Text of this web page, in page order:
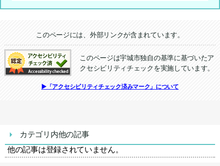
追加情報：外部リンク
このページには、外部リンクが含まれています。
追加情報：アクセシビリティチェック
このページは宇城市独自の基準に基づいたア
クセシビリティチェックを実施しています。
▶「アクセシビリティチェック済みマーク」について
カテゴリ内他の記事
他の記事は登録されていません。